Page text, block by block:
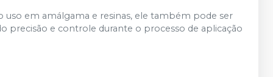
em amálgama e resinas, ele também pode ser
precisão e controle durante o processo de aplicação